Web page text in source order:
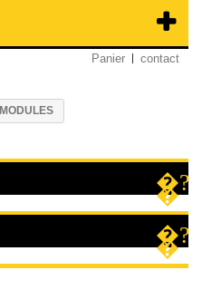
Panier contact
MODULES